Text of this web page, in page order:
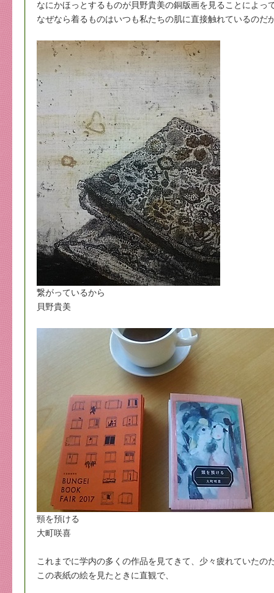
なにかほっとするものが貝野貴美の銅版画を見ることによっ
なぜなら着るものはいつも私たちの肌に直接触れているのだ
繋がっているから
貝野貴美
頸を預ける
大町咲喜
これまでに学内の多くの作品を見てきて、少々疲れていたの
この表紙の絵を見たときに直観で、